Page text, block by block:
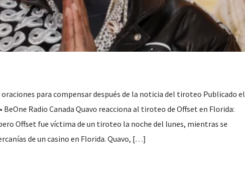
oraciones para compensar después de la noticia del tiroteo Publicado el
BeOne Radio Canada Quavo reacciona al tiroteo de Offset en Florida:
Offset fue víctima de un tiroteo la noche del lunes, mientras se
de un casino en Florida. Quavo, […]